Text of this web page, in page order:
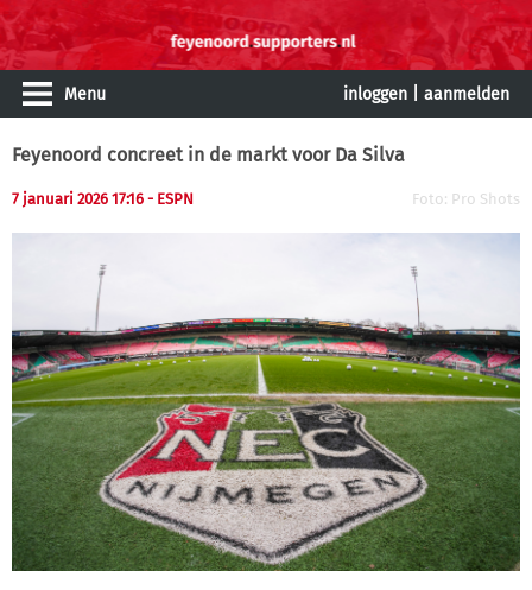
Menu inloggen aanmelden
Feyenoord concreet in de markt voor Da Silva
7 januari 2026 17:16 - ESPN Foto: Pro Shots